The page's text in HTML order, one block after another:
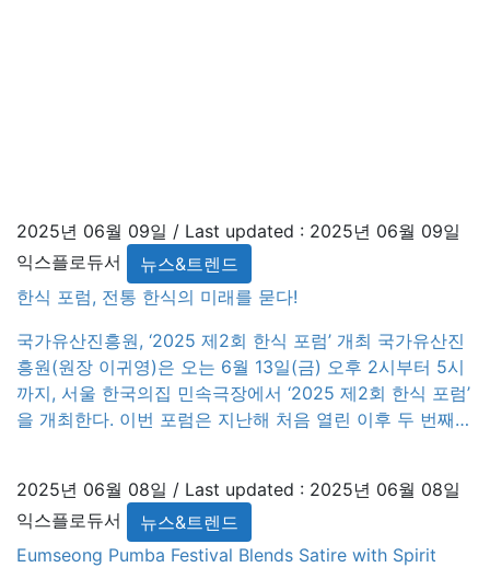
2025년 06월 09일 / Last updated : 2025년 06월 09일
익스플로듀서
뉴스&트렌드
한식 포럼, 전통 한식의 미래를 묻다!
국가유산진흥원, ‘2025 제2회 한식 포럼’ 개최 국가유산진
흥원(원장 이귀영)은 오는 6월 13일(금) 오후 2시부터 5시
까지, 서울 한국의집 민속극장에서 ‘2025 제2회 한식 포럼’
을 개최한다. 이번 포럼은 지난해 처음 열린 이후 두 번째로
스타 셰프, 다큐멘터리 PD, 학계 전문가 등 다양한 […]
2025년 06월 08일 / Last updated : 2025년 06월 08일
익스플로듀서
뉴스&트렌드
Eumseong Pumba Festival Blends Satire with Spirit